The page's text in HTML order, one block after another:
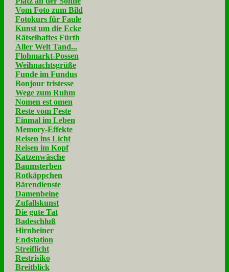
Vom Foto zum Bild
Fotokurs für Faule
Kunst um die Ecke
Rätselhaftes Fürth
Aller Welt Tand...
Flohmarkt-Possen
Weihnachtsgrüße
Funde im Fundus
Bonjour tristesse
Wege zum Ruhm
Nomen est omen
Reste vom Feste
Einmal im Leben
Memory-Effekte
Reisen ins Licht
Reisen im Kopf
Katzenwäsche
Baumsterben
Rotkäppchen
Bärendienste
Damenbeine
Zufallskunst
Die gute Tat
Badeschluß
Hirnheiner
Endstation
Streiflicht
Restrisiko
Breitblick